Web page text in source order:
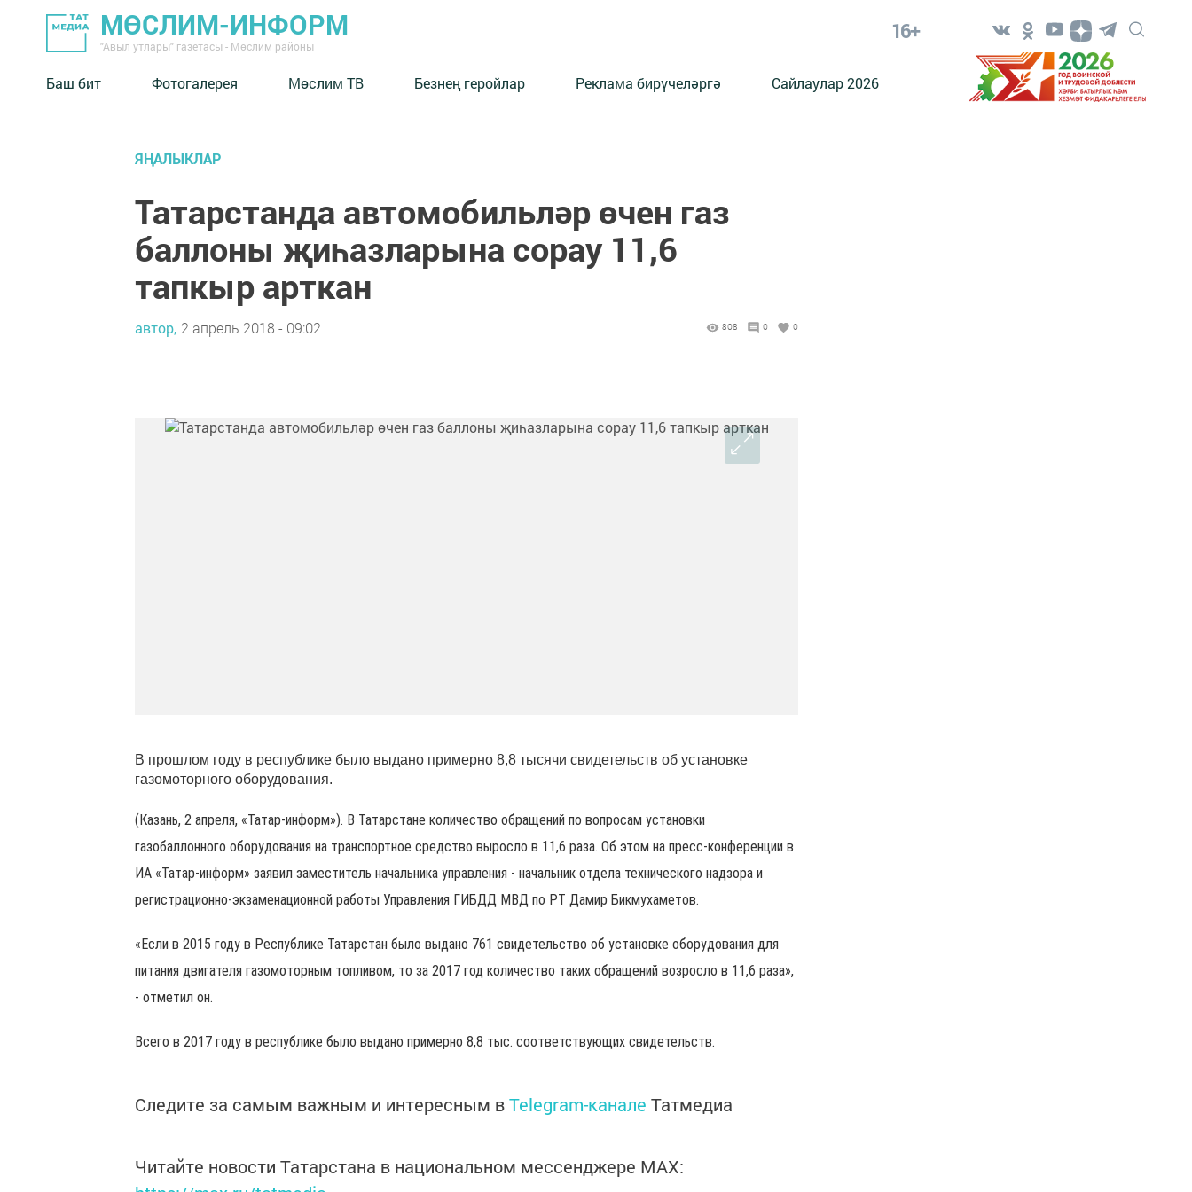
МӨСЛИМ-ИНФОРМ
"Авыл утлары" газетасы - Мөслим районы
16+
Баш бит Фотогалерея Мөслим ТВ Безнең геройлар Реклама бирүчеләргә Сайлаулар 2026
ЯҢАЛЫКЛАР
Татарстанда автомобильләр өчен газ
баллоны җиһазларына сорау 11,6
тапкыр арткан
автор, 2 апрель 2018 - 09:02 808 0 0
В прошлом году в республике было выдано примерно 8,8 тысячи свидетельств об установке
газомоторного оборудования.
(Казань, 2 апреля, «Татар-информ»). В Татарстане количество обращений по вопросам установки
газобаллонного оборудования на транспортное средство выросло в 11,6 раза. Об этом на пресс-конференции в
ИА «Татар-информ» заявил заместитель начальника управления - начальник отдела технического надзора и
регистрационно-экзаменационной работы Управления ГИБДД МВД по РТ Дамир Бикмухаметов.
«Если в 2015 году в Республике Татарстан было выдано 761 свидетельство об установке оборудования для
питания двигателя газомоторным топливом, то за 2017 год количество таких обращений возросло в 11,6 раза»,
- отметил он.
Всего в 2017 году в республике было выдано примерно 8,8 тыс. соответствующих свидетельств.
Следите за самым важным и интересным вTelegram-канале Татмедиа
Читайте новости Татарстана в национальном мессенджере MАХ: